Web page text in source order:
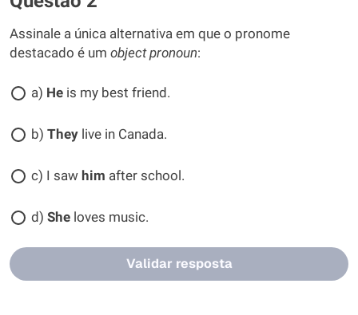
Assinale a única alternativa em que o pronome
destacado é um object pronoun:
a) He is my best friend.
b) They live in Canada.
c) I saw him after school.
d) She loves music.
Validar resposta